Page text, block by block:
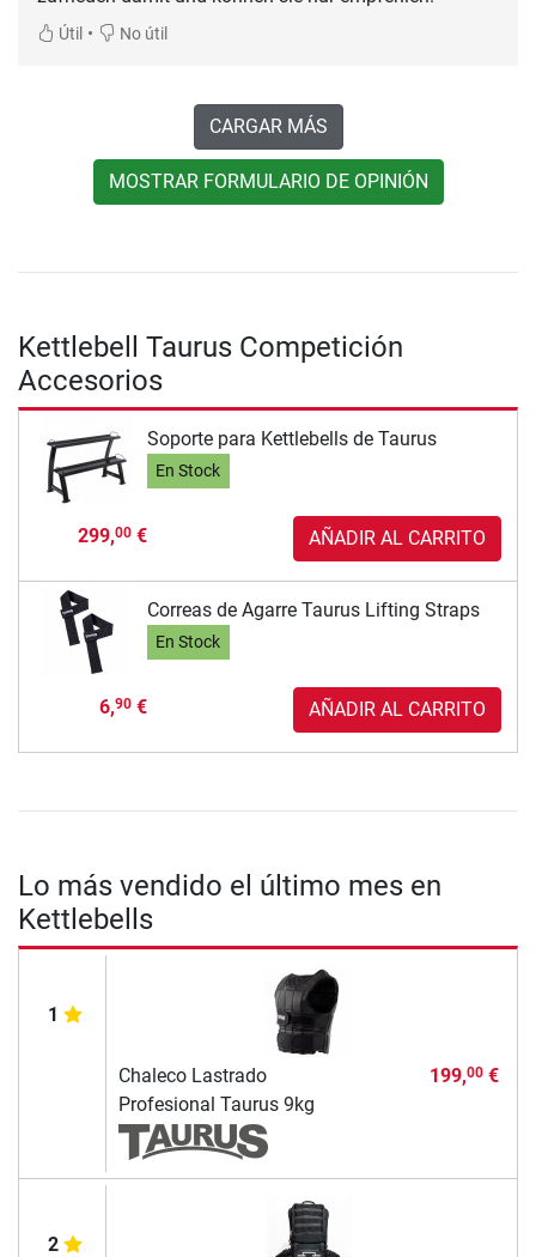
Útil • No útil
CARGAR MÁS
MOSTRAR FORMULARIO DE OPINIÓN
Kettlebell Taurus Competición
Accesorios
Soporte para Kettlebells de Taurus
En Stock
299,00€ AÑADIR AL CARRITO
Correas de Agarre Taurus Lifting Straps
En Stock
6,90€ AÑADIR AL CARRITO
Lo más vendido el último mes en
Kettlebells
1
Chaleco Lastrado
Profesional Taurus 9kg
199,00€
2